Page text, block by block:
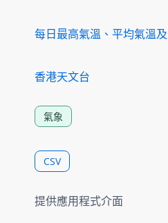
每日最高氣溫、平均氣溫
香港天文台
氣象
CSV
提供應用程式介面